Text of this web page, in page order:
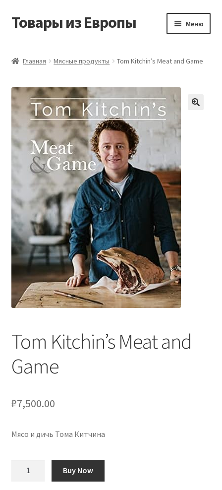
Перейти
Перейти
Товары из Европы Меню
Заказать товары из Европы
Контакты
Корзина
Мой аккаунт
Оставить отзыв
Оформление заказа
Подтверждение заказа
Скидки
Сотрудничество
Главная Мясные продукты Tom Kitchin’s Meat and Game
Tom Kitchin’s Meat and
Game
₽7,500.00
Мясо и дичь Тома Китчина
Buy Now